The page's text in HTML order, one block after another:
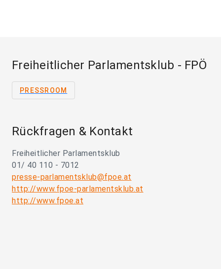
Freiheitlicher Parlamentsklub - FPÖ
PRESSROOM
Rückfragen & Kontakt
Freiheitlicher Parlamentsklub
01/ 40 110 - 7012
presse-parlamentsklub@fpoe.at
http://www.fpoe-parlamentsklub.at
http://www.fpoe.at